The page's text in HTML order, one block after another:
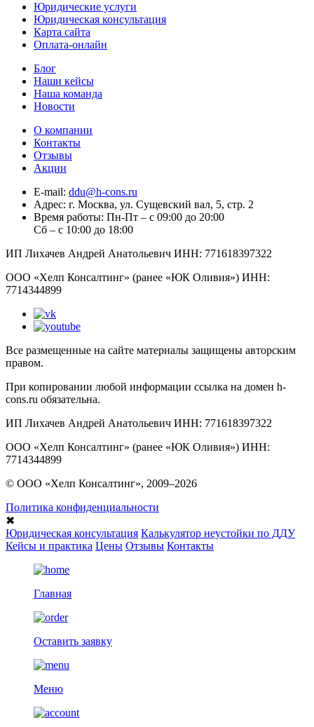
Юридические услуги
Юридическая консультация
Карта сайта
Оплата-онлайн
Блог
Наши кейсы
Наша команда
Новости
О компании
Контакты
Отзывы
Акции
E-mail: ddu@h-cons.ru
Адрес: г. Москва, ул. Сущевский вал, 5, стр. 2
Время работы: Пн-Пт – с 09:00 до 20:00
Сб – с 10:00 до 18:00
ИП Лихачев Андрей Анатольевич ИНН: 771618397322
ООО «Хелп Консалтинг» (ранее «ЮК Оливия») ИНН:
7714344899
Все размещенные на сайте материалы защищены авторским
правом.
При копировании любой информации ссылка на домен h-
cons.ru обязательна.
ИП Лихачев Андрей Анатольевич ИНН: 771618397322
ООО «Хелп Консалтинг» (ранее «ЮК Оливия») ИНН:
7714344899
© ООО «Хелп Консалтинг», 2009–2026
Политика конфиденциальности
✖
Юридическая консультация Калькулятор неустойки по ДДУ
Кейсы и практика Цены Отзывы Контакты
Главная
Оставить заявку
Меню